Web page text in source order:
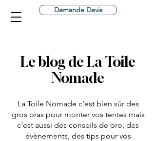
Demande Devis
Le blog de La Toile
Nomade
La Toile Nomade c'est bien sûr des
gros bras pour monter vos tentes mais
c'est aussi des conseils de pro, des
évènements, des tips pour vos